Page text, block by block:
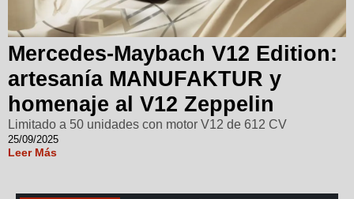
Mercedes-Maybach V12 Edition:
artesanía MANUFAKTUR y
homenaje al V12 Zeppelin
Limitado a 50 unidades con motor V12 de 612 CV
25/09/2025
Leer Más